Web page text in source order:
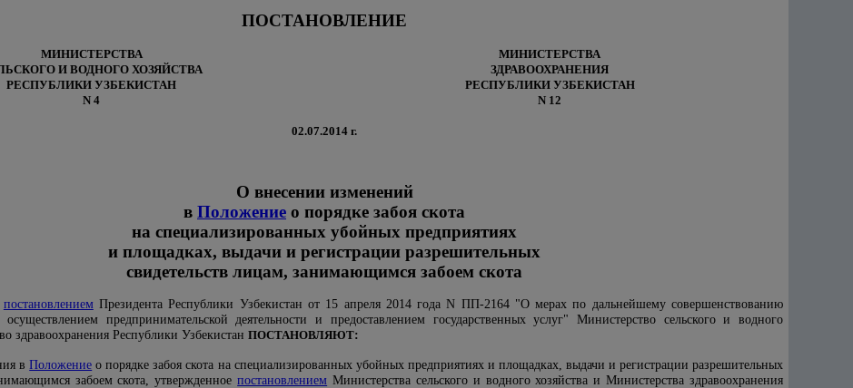
ПОСТАНОВЛЕНИЕ
МИНИСТЕРСТВА
И ВОДНОГО ХОЗЯЙСТВА
РЕСПУБЛИКИ УЗБЕКИСТАН
N 4
МИНИСТЕРСТВА
ЗДРАВООХРАНЕНИЯ
РЕСПУБЛИКИ УЗБЕКИСТАН
N 12
02.07.2014 г.
О внесении изменений
в Положение о порядке забоя скота
на специализированных убойных предприятиях
и площадках, выдачи и регистрации разрешительных
свидетельств лицам, занимающимся забоем скота
постановлениемПрезидента Республики Узбекистан от 15 апреля 2014 года N ПП-2164 "О мерах по дальнейшему совершенствованию
предпринимательской деятельности и предоставлением государственных услуг" Министерство сельского и водного
здравоохранения Республики Узбекистан ПОСТАНОВЛЯЮТ:
вПоложение о порядке забоя скота на специализированных убойных предприятиях и площадках, выдачи и регистрации разрешительных
забоем скота, утвержденноепостановлением Министерства сельского и водного хозяйства и Министерства здравоохранения